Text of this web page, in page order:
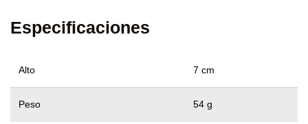
Especificaciones
Alto 7 cm
Peso 54 g